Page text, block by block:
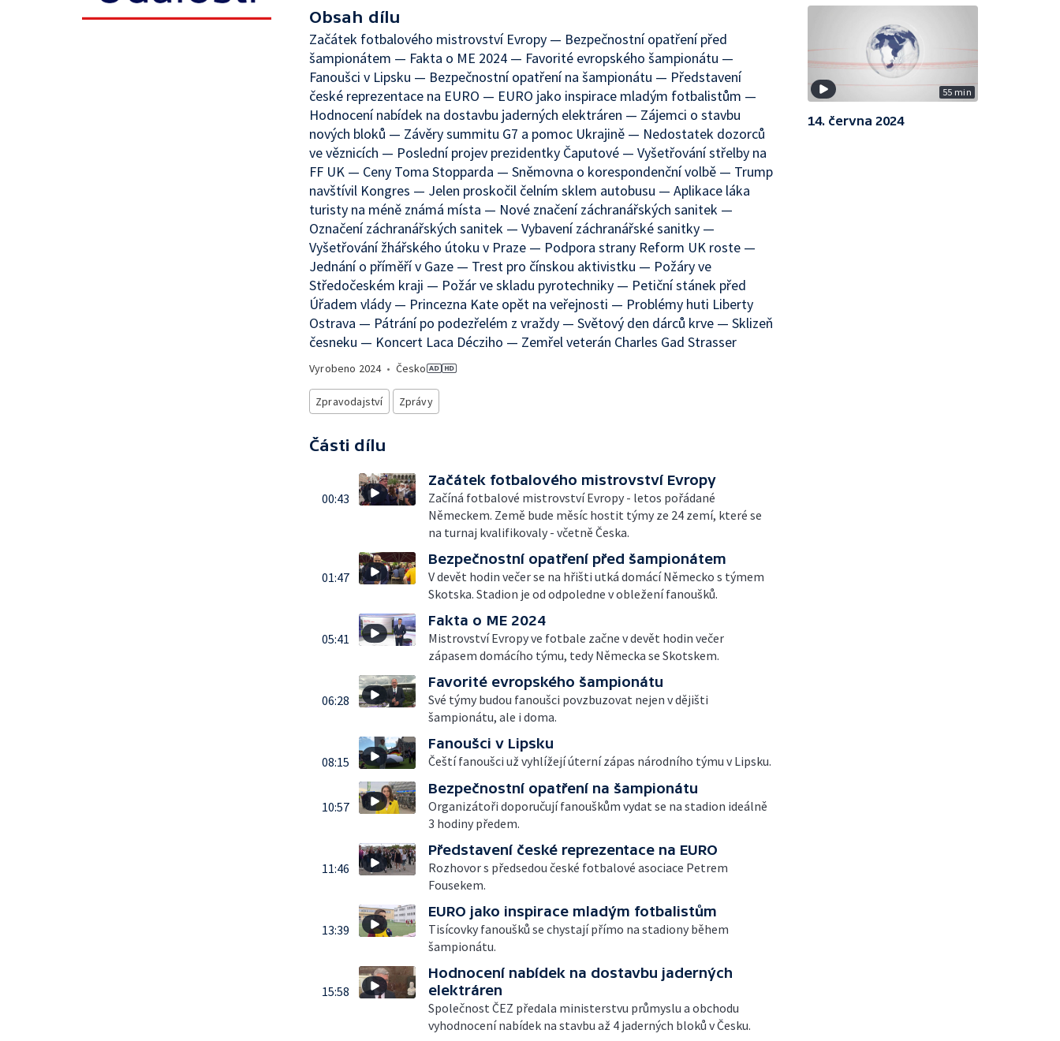
Obsah dílu
Začátek fotbalového mistrovství Evropy — Bezpečnostní opatření před
šampionátem — Fakta o ME 2024 — Favorité evropského šampionátu —
Fanoušci v Lipsku — Bezpečnostní opatření na šampionátu — Představení
české reprezentace na EURO — EURO jako inspirace mladým fotbalistům —
Hodnocení nabídek na dostavbu jaderných elektráren — Zájemci o stavbu
nových bloků — Závěry summitu G7 a pomoc Ukrajině — Nedostatek dozorců
ve věznicích — Poslední projev prezidentky Čaputové — Vyšetřování střelby na
FF UK — Ceny Toma Stopparda — Sněmovna o korespondenční volbě — Trump
navštívil Kongres — Jelen proskočil čelním sklem autobusu — Aplikace láka
turisty na méně známá místa — Nové značení záchranářských sanitek —
Označení záchranářských sanitek — Vybavení záchranářské sanitky —
Vyšetřování žhářského útoku v Praze — Podpora strany Reform UK roste —
Jednání o příměří v Gaze — Trest pro čínskou aktivistku — Požáry ve
Středočeském kraji — Požár ve skladu pyrotechniky — Petiční stánek před
Úřadem vlády — Princezna Kate opět na veřejnosti — Problémy huti Liberty
Ostrava — Pátrání po podezřelém z vraždy — Světový den dárců krve — Sklizeň
česneku — Koncert Laca Décziho — Zemřel veterán Charles Gad Strasser
Vyrobeno 2024• Česko
Zpravodajství Zprávy
Části dílu
00:43
Začátek fotbalového mistrovství Evropy
Začíná fotbalové mistrovství Evropy - letos pořádané
Německem. Země bude měsíc hostit týmy ze 24 zemí, které se
na turnaj kvalifikovaly - včetně Česka.
01:47
Bezpečnostní opatření před šampionátem
V devět hodin večer se na hřišti utká domácí Německo s týmem
Skotska. Stadion je od odpoledne v obležení fanoušků.
05:41
Fakta o ME 2024
Mistrovství Evropy ve fotbale začne v devět hodin večer
zápasem domácího týmu, tedy Německa se Skotskem.
06:28
Favorité evropského šampionátu
Své týmy budou fanoušci povzbuzovat nejen v dějišti
šampionátu, ale i doma.
08:15
Fanoušci v Lipsku
Čeští fanoušci už vyhlížejí úterní zápas národního týmu v Lipsku.
10:57
Bezpečnostní opatření na šampionátu
Organizátoři doporučují fanouškům vydat se na stadion ideálně
3 hodiny předem.
11:46
Představení české reprezentace na EURO
Rozhovor s předsedou české fotbalové asociace Petrem
Fousekem.
13:39
EURO jako inspirace mladým fotbalistům
Tisícovky fanoušků se chystají přímo na stadiony během
šampionátu.
15:58
Hodnocení nabídek na dostavbu jaderných
elektráren
Společnost ČEZ předala ministerstvu průmyslu a obchodu
vyhodnocení nabídek na stavbu až 4 jaderných bloků v Česku.
55 min
14. června 2024